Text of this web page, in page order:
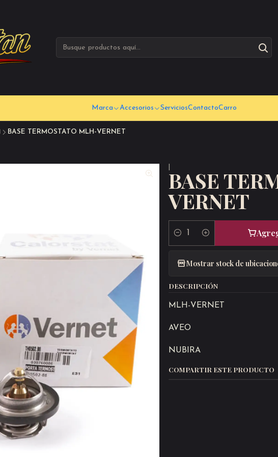
Marca Accesorios ServiciosContactoCarro
BASE TERMOSTATO MLH-VERNET
BASE
VERNET
Cantidad
Mostrar stock de
DESCRIPCIÓN
MLH-VERNET
AVEO
NUBIRA
COMPARTIR ESTE PRODUCTO